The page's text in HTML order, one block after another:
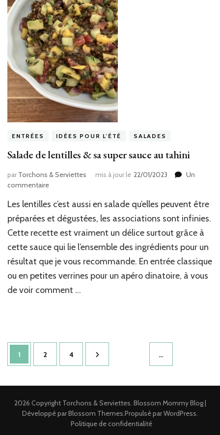
ENTRÉES IDÉES POUR L'ÉTÉ SALADES
Salade de lentilles & sa super sauce au tahini
par Torchons & Serviettes mis à jour le 22/01/2023
Un
commentairesur
de
lentilles
sa
super
sauce
au
tahini
Les lentilles c’est aussi en salade qu’elles peuvent être
préparées et dégustées, les associations sont infinies.
Cette recette est vraiment un délice surtout grâce à
cette sauce qui lie l’ensemble des ingrédients pour un
résultat que je vous recommande. En entrée classique
ou en petites verrines pour un apéro dinatoire, à vous
de voir comment …
Pagination
des
Page
1 Page
2 …
Page
4
2026 Copyright Torchons & Serviettes. Blossom Mommy Blog |
Développé parBlossom Themes.Propulsé parWordPress.
Politique de confidentialité